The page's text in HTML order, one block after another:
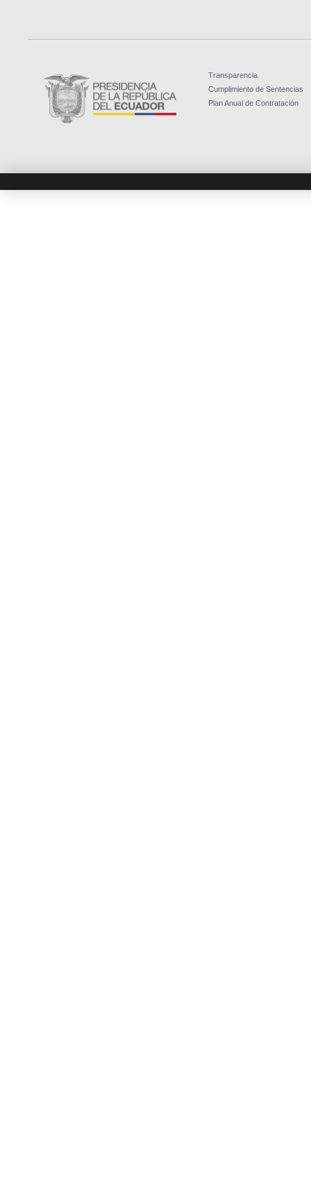
Transparencia
Cumplimiento de Sentencias
Plan Anual de Contratación